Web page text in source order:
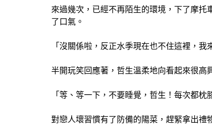
來過幾次，已經不再陌生的環境，下了摩
了口氣。
「沒關係啦，反正水季現在也不住這裡，
半開玩笑回應著，哲生溫柔地向看起來很高
「等、等一下，不要睡覺，哲生！每次都
對戀人壞習慣有了防備的陽菜，趕緊拿出禮